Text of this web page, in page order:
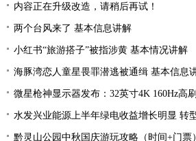
内容正在升级改造，请稍后再试！
两个台风来了 基本信息讲解
小红书“旅游搭子”被指涉黄 基本情况讲解
海豚湾恋人童星畏罪潜逃被通缉 基本信息
微星枪神显示器发布：32英寸4K 160Hz高
水发兴业能源上半年绿电收益增长明显 转
黔灵山公园中秋国庆游玩攻略（时间+门票）